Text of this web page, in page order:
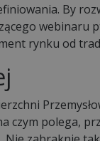
By
webinaru
rynku od
czym polega,